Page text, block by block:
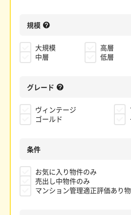
規模
大規模
高層
中層
低層
グレード
ヴィンテージ
ゴールド
条件
お気に入り物件のみ
売出し中物件のみ
マンション管理適正評価あり